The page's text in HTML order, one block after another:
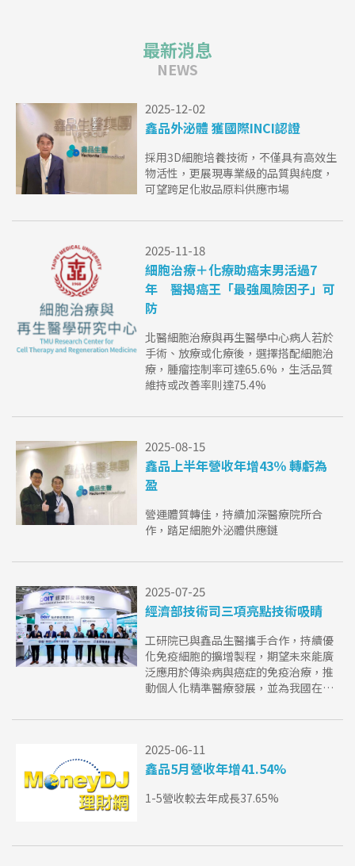
最新消息
NEWS
2025-12-02
鑫品外泌體 獲國際INCI認證
採用3D細胞培養技術，不僅具有高效生
物活性，更展現專業級的品質與純度，
可望跨足化妝品原料供應市場
2025-11-18
細胞治療＋化療助癌末男活過7
年 醫揭癌王「最強風險因子」可
防
北醫細胞治療與再生醫學中心病人若於
手術、放療或化療後，選擇搭配細胞治
療，腫瘤控制率可達65.6%，生活品質
維持或改善率則達75.4%
2025-08-15
鑫品上半年營收年增43％ 轉虧為
盈
營運體質轉佳，持續加深醫療院所合
作，踏足細胞外泌體供應鏈
2025-07-25
經濟部技術司三項亮點技術吸睛
工研院已與鑫品生醫攜手合作，持續優
化免疫細胞的擴增製程，期望未來能廣
泛應用於傳染病與癌症的免疫治療，推
動個人化精準醫療發展，並為我國在新
注入創新動能。
2025-06-11
鑫品5月營收年增41.54%
1-5營收較去年成長37.65%